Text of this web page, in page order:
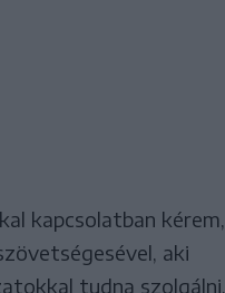
kapcsolatban kérem,
aki
tudna szolgálni,